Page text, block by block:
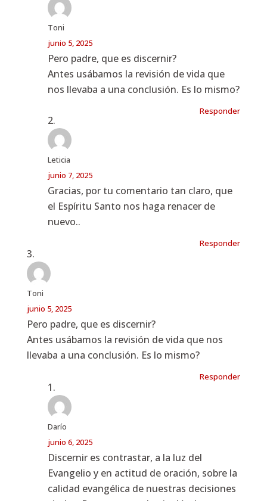
Toni
junio 5, 2025
Pero padre, que es discernir?
Antes usábamos la revisión de vida que
nos llevaba a una conclusión. Es lo mismo?
Responder
Leticia
junio 7, 2025
Gracias, por tu comentario tan claro, que
el Espíritu Santo nos haga renacer de
nuevo..
Responder
Toni
junio 5, 2025
Pero padre, que es discernir?
Antes usábamos la revisión de vida que nos
llevaba a una conclusión. Es lo mismo?
Responder
Darío
junio 6, 2025
Discernir es contrastar, a la luz del
Evangelio y en actitud de oración, sobre la
calidad evangélica de nuestras decisiones